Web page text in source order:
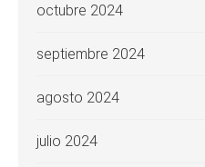
octubre 2024
septiembre 2024
agosto 2024
julio 2024